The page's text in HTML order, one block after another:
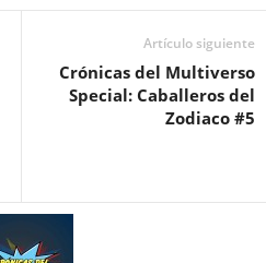
Artículo siguiente
Crónicas del Multiverso
Special: Caballeros del
Zodiaco #5